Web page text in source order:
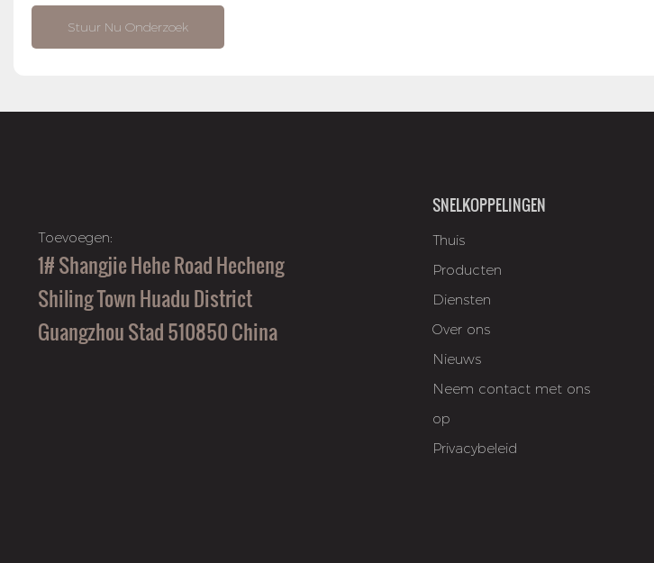
Stuur Nu Onderzoek
Toevoegen:
1# Shangjie Hehe Road Hecheng
Shiling Town Huadu District
Guangzhou Stad 510850 China
SNELKOPPELINGEN
Thuis
Producten
Diensten
Over ons
Nieuws
Neem contact met ons
op
Privacybeleid